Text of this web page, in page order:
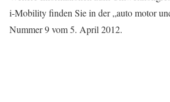
i-Mobility finden Sie in der „auto motor
Nummer 9 vom 5. April 2012.